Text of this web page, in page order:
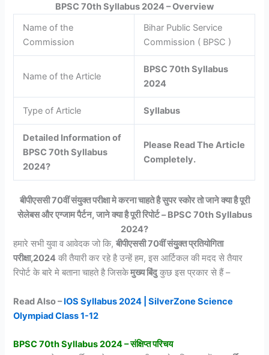
BPSC 70th Syllabus 2024 – Overview
Name of the
Commission
Bihar Public Service
Commission ( BPSC )
Name of the Article
BPSC 70th Syllabus
2024
Type of Article Syllabus
Detailed Information of
BPSC 70th Syllabus
2024?
Please Read The Article
Completely.
बीपीएससी 70वीं संयुक्त परीक्षा मे करना चाहते है सुपर स्कोर तो जाने क्या है पूरी
सेलेबस और एग्जाम पैर्टन, जाने क्या है पूरी रिपोर्ट – BPSC 70th Syllabus
2024?
हमारे सभी युवा व आवेदक जो कि,बीपीएससी 70वीं संयुुक्त प्रतियोगिता
परीक्षा,2024 की तैयारी कर रहे है उन्हें हम, इस आर्टिकल की मदद से तैयार
रिपोर्ट के बारे मे बताना चाहते है जिसकेमुख्य बिंदुकुछ इस प्रकार से हैं –
Read Also –IOS Syllabus 2024 | SilverZone Science
Olympiad Class 1-12
BPSC 70th Syllabus 2024 – संक्षिप्त परिचय